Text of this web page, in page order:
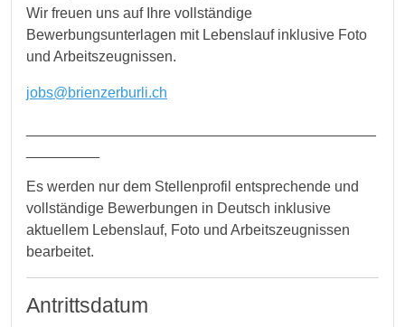
Wir freuen uns auf Ihre vollständige
Bewerbungsunterlagen mit Lebenslauf inklusive Foto
und Arbeitszeugnissen.
jobs@brienzerburli.ch
Es werden nur dem Stellenprofil entsprechende und
vollständige Bewerbungen in Deutsch inklusive
aktuellem Lebenslauf, Foto und Arbeitszeugnissen
bearbeitet.
Antrittsdatum